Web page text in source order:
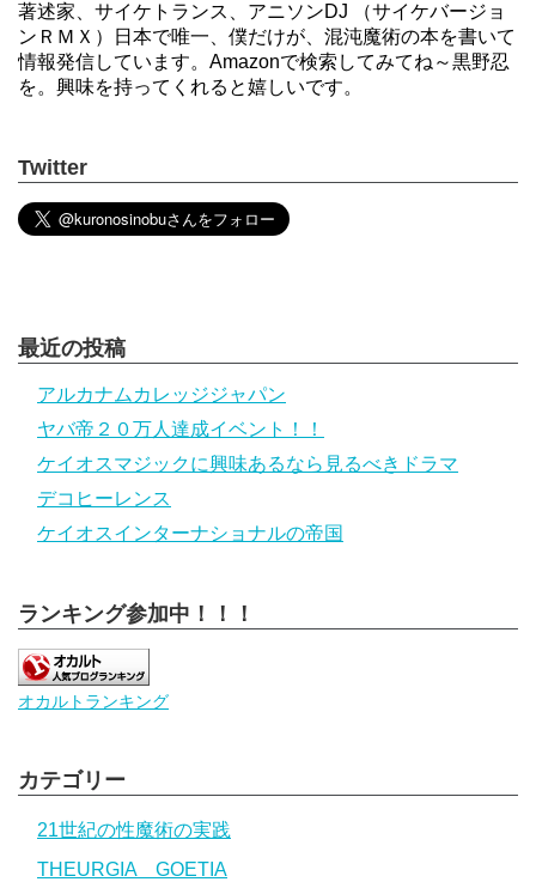
著述家、サイケトランス、アニソンDJ （サイケバージョ
ンＲＭＸ）日本で唯一、僕だけが、混沌魔術の本を書いて
情報発信しています。Amazonで検索してみてね～黒野忍
を。興味を持ってくれると嬉しいです。
Twitter
最近の投稿
アルカナムカレッジジャパン
ヤバ帝２０万人達成イベント！！
ケイオスマジックに興味あるなら見るべきドラマ
デコヒーレンス
ケイオスインターナショナルの帝国
ランキング参加中！！！
オカルトランキング
カテゴリー
21世紀の性魔術の実践
THEURGIA GOETIA